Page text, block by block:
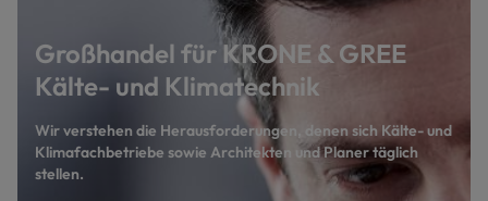
Großhandel für KRONE & GREE
Kälte- und Klimatechnik
Wir verstehen die Herausforderungen, denen sich Kälte- und
Klimafachbetriebe sowie Architekten und Planer täglich
stellen.